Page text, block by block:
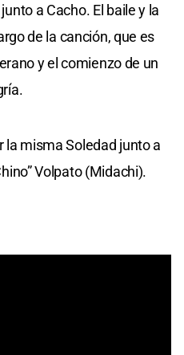
a Cacho. El baile y la
de la canción, que es
y el comienzo de un
la misma Soledad junto a
Volpato (Midachi).